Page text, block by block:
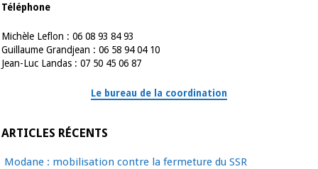
Téléphone
Michèle Leflon : 06 08 93 84 93
Guillaume Grandjean : 06 58 94 04 10
Jean-Luc Landas : 07 50 45 06 87
Le bureau de la coordination
ARTICLES RÉCENTS
Modane : mobilisation contre la fermeture du SSR